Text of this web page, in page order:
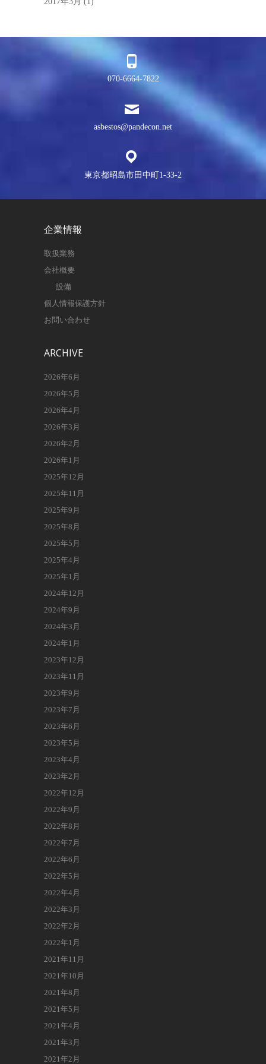
070-6664-7822
asbestos@pandecon.net
東京都昭島市田中町1-33-2
企業情報
取扱業務
会社概要
設備
個人情報保護方針
お問い合わせ
ARCHIVE
2026年6月
2026年5月
2026年4月
2026年3月
2026年2月
2026年1月
2025年12月
2025年11月
2025年9月
2025年8月
2025年5月
2025年4月
2025年1月
2024年12月
2024年9月
2024年3月
2024年1月
2023年12月
2023年11月
2023年9月
2023年7月
2023年6月
2023年5月
2023年4月
2023年2月
2022年12月
2022年9月
2022年8月
2022年7月
2022年6月
2022年5月
2022年4月
2022年3月
2022年2月
2022年1月
2021年11月
2021年10月
2021年8月
2021年5月
2021年4月
2021年3月
2021年2月